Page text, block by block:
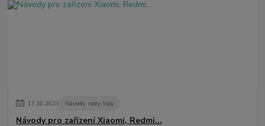
17.10.2023 Návody, rady, tipy
Návody pro zařízení Xiaomi, Redmi...